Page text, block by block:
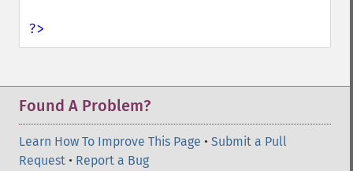
?>
Found A Problem?
Learn How To Improve This Page • Submit a Pull
Request • Report a Bug
selectiveBlurImage
separateImageChannel
setBackgroundColor
setColorspace
setCompression
setCompressionQuality
setFilename